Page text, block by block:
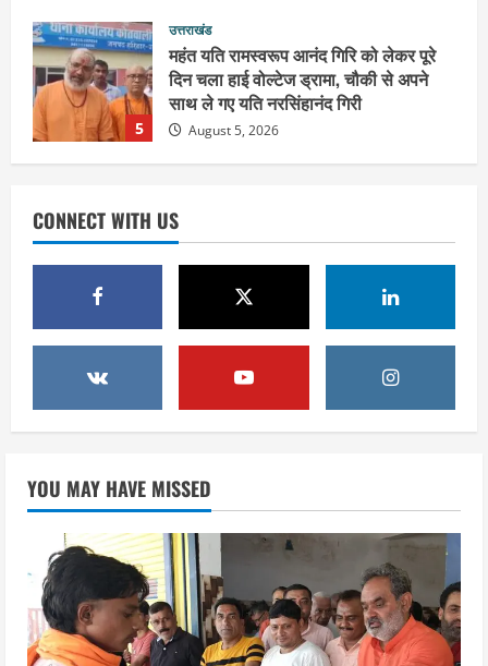
1
उत्तराखंड
पूर्व कैबिनेट मंत्री स्वामी यतीश्वरानंद ने
शिवभक्त कांवड़ियों को भोजन प्रसाद वितरित
कर की सेवा, कांवड़ियों की सेवा के लिए सभी
सामर्थ्यवान आमजन आएं आगे : स्वामी
2
कार्यकारिणी में बड़ी जिम्मेदारी, संगठन को मिले
नए चेहरे
3
2036 ओलंपिक का सपना लेकर निकलेगी
कांवड़ यात्रा, संतों ने दिया विजयी भव का
August 6, 2026
4
एसआईआर के तहत जारी किए जा रहे नोटिसों
पर कांग्रेस ने जतायी आपत्ति, मतदाताओं को
परेशान करने का लगाया आरोप
August 6, 2026
उत्तराखंड
महंत यति रामस्वरूप आनंद गिरि को लेकर पूरे
दिन चला हाई वोल्टेज ड्रामा, चौकी से अपने
CONNECT WITH US
YOU MAY HAVE MISSED